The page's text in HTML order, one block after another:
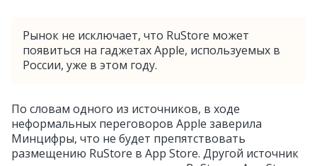
Рынок не исключает, что RuStore может
появиться на гаджетах Apple, используемых в
России, уже в этом году.
По словам одного из источников, в ходе
неформальных переговоров Apple заверила
Минцифры, что не будет препятствовать
размещению RuStore в App Store. Другой источник